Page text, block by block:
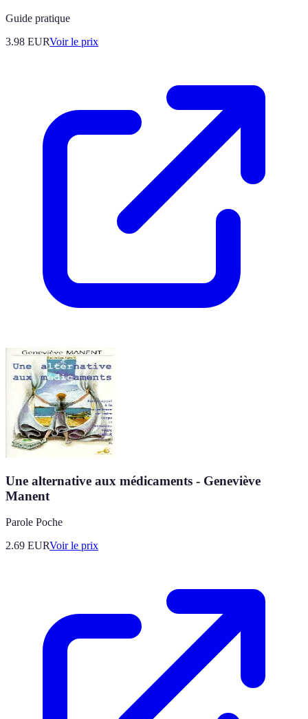
Guide pratique
3.98 EURVoir le prix
Une alternative aux médicaments - Geneviève
Manent
Parole Poche
2.69 EURVoir le prix